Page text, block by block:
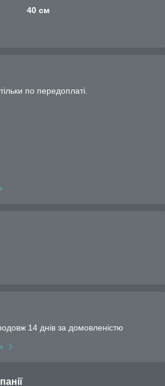
40 см
по передоплаті.
14 днів за домовленістю